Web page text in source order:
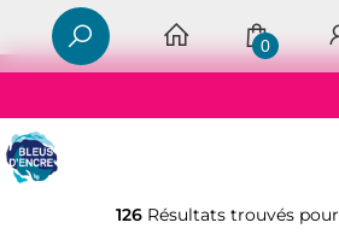
0
126 Résultats trouvés pour